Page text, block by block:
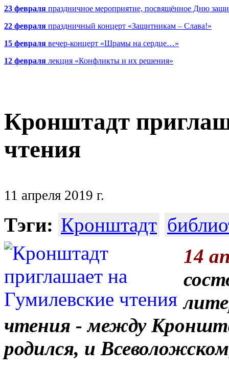
23 февраля праздничное мероприятие, посвящённое Дню
22 февраля праздничный концерт «Защитникам – Слава!»
15 февраля вечер-концерт «Шрамы на сердце…»
12 февраля лекция «Конфликты и их решения»
Кронштадт
чтения
11 апреля 2019 г.
Тэги: Кронштадт
14
чтения - между
родился, и